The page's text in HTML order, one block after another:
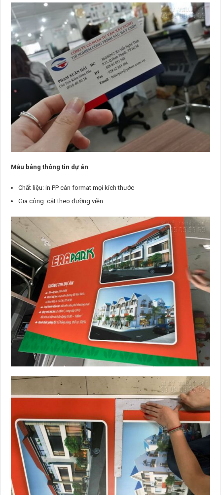
Mẫu bảng thông tin dự án
Chất liệu: in PP cán format mọi kích thước
Gia công: cắt theo đường viền